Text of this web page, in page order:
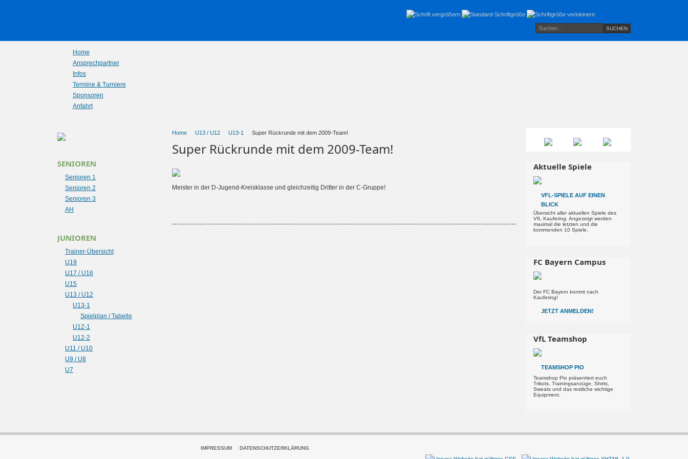
Home
Ansprechpartner
Infos
Termine & Turniere
Sponsoren
Anfahrt
Home U13 / U12 U13-1 Super Rückrunde mit dem 2009-Team!
Super Rückrunde mit dem 2009-Team!
Meister in der D-Jugend-Kreisklasse und gleichzeitig Dritter in der C-Gruppe!
SENIOREN
Senioren 1
Senioren 2
Senioren 3
AH
JUNIOREN
Trainer-Übersicht
U19
U17 / U16
U15
U13 / U12
U13-1
Spielplan / Tabelle
U12-1
U12-2
U11 / U10
U9 / U8
U7
Aktuelle Spiele
VFL-SPIELE AUF EINEN
BLICK
Übersicht aller aktuellen Spiele des
VfL Kaufering. Angezeigt werden
maximal die letzten und die
kommenden 10 Spiele.
FC Bayern Campus
Der FC Bayern kommt nach
Kaufering!
JETZT ANMELDEN!
VfL Teamshop
TEAMSHOP PIO
Teamshop Pio präsentiert euch
Trikots, Trainingsanzüge, Shirts,
Sweats und das restliche wichtige
Equipment.
IMPRESSUM DATENSCHUTZERKLÄRUNG